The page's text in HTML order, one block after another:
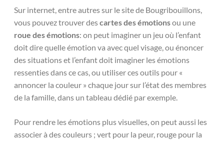
Sur internet, entre autres sur le site de Bougribouillons,
vous pouvez trouver descartes des émotionsou une
roue des émotions: on peut imaginer un jeu où l’enfant
doit dire quelle émotion va avec quel visage, ou énoncer
des situations et l’enfant doit imaginer les émotions
ressenties dans ce cas, ou utiliser ces outils pour «
annoncer la couleur » chaque jour sur l’état des membres
de la famille, dans un tableau dédié par exemple.
Pour rendre les émotions plus visuelles, on peut aussi les
associer à des couleurs ; vert pour la peur, rouge pour la